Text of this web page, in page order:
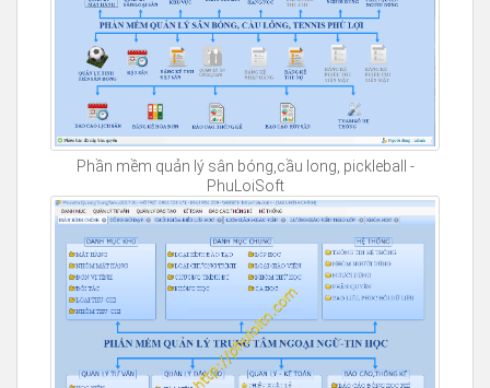
Phần mềm quản lý sân bóng,cầu long, pickleball -
PhuLoiSoft